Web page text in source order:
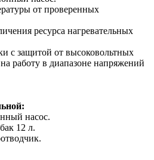
от проверенных
ресурса нагревательных
с защитой от высоковольтных
работу в диапазоне напряжений
насос.
12 л.